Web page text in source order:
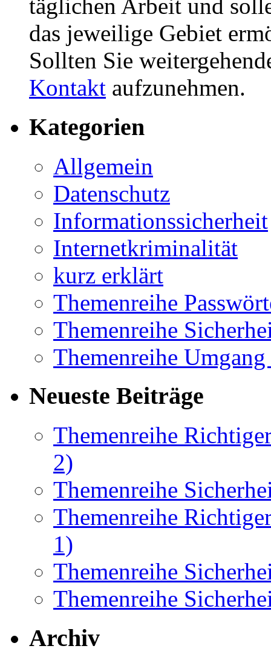
täglichen Arbeit und
das jeweilige Gebiet
Sollten Sie
Kontakt aufzunehmen.
Kategorien
Allgemein
Datenschutz
Informationssicherheit
Internetkriminalität
kurz erklärt
Themenreihe
Themenreihe
Themenreihe
Neueste Beiträge
Themenreihe
2)
Themenreihe
Themenreihe
1)
Themenreihe
Themenreihe
Archiv